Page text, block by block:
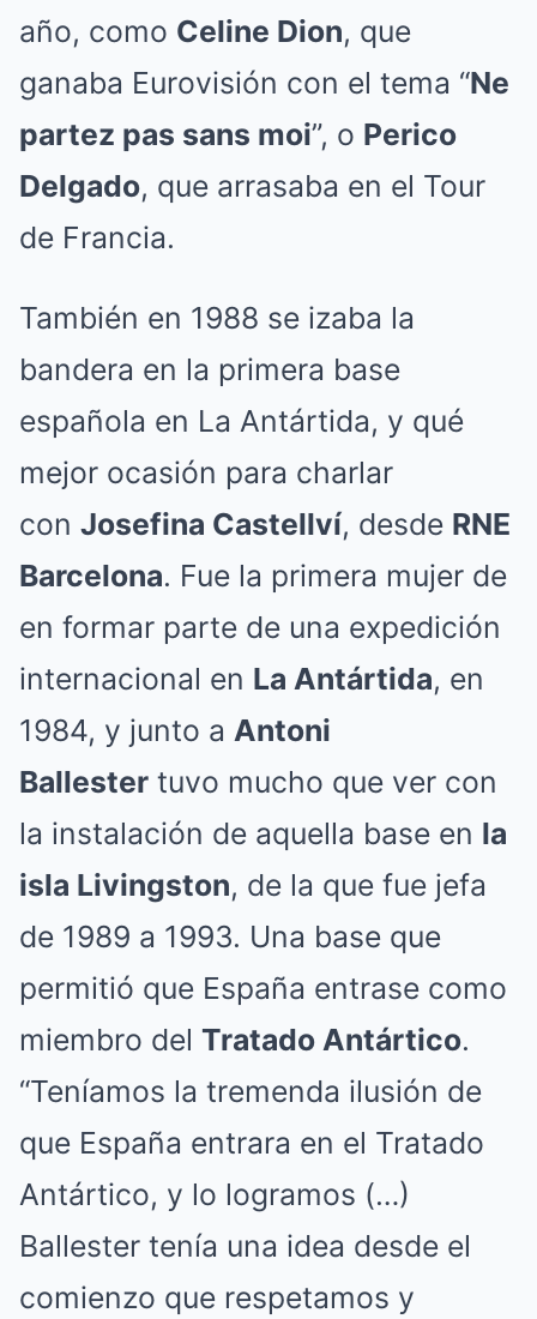
año, como Celine Dion, que
ganaba Eurovisión con el tema “Ne
partez pas sans moi”, o Perico
Delgado, que arrasaba en el Tour
de Francia.
También en 1988 se izaba la
bandera en la primera base
española en La Antártida, y qué
mejor ocasión para charlar
con Josefina Castellví, desde RNE
Barcelona. Fue la primera mujer de
en formar parte de una expedición
internacional en La Antártida, en
1984, y junto a Antoni
Ballester tuvo mucho que ver con
la instalación de aquella base en la
isla Livingston, de la que fue jefa
de 1989 a 1993. Una base que
permitió que España entrase como
miembro del Tratado Antártico.
“Teníamos la tremenda ilusión de
que España entrara en el Tratado
Antártico, y lo logramos (…)
Ballester tenía una idea desde el
comienzo que respetamos y